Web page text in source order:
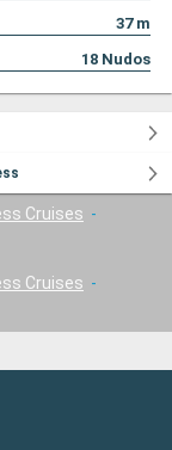
37m
18 Nudos
Cruises
Cruises